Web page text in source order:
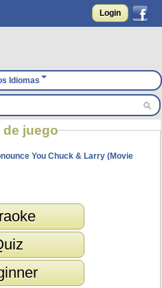
Login
Idiomas
de juego
You Chuck & Larry (Movie